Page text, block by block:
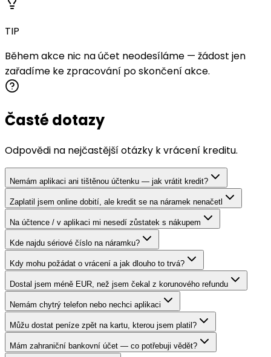
TIP
Během akce nic na účet neodesíláme — žádost jen
zařadíme ke zpracování po skončení akce.
Časté dotazy
Odpovědi na nejčastější otázky k vrácení kreditu.
Nemám aplikaci ani tištěnou účtenku — jak vrátit kredit?
Zaplatil jsem online dobití, ale kredit se na náramek nenačetl
Na účtence / v aplikaci mi nesedí zůstatek s nákupem
Kde najdu sériové číslo na náramku?
Kdy mohu požádat o vrácení a jak dlouho to trvá?
Dostal jsem méně EUR, než jsem čekal z korunového refundu
Nemám chytrý telefon nebo nechci aplikaci
Můžu dostat peníze zpět na kartu, kterou jsem platil?
Mám zahraniční bankovní účet — co potřebuji vědět?